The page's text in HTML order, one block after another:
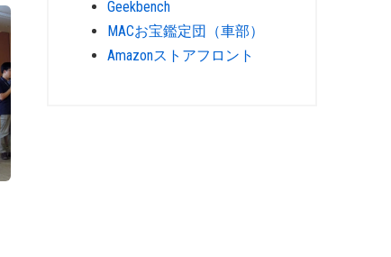
Geekbench
MACお宝鑑定団（車部）
Amazonストアフロント